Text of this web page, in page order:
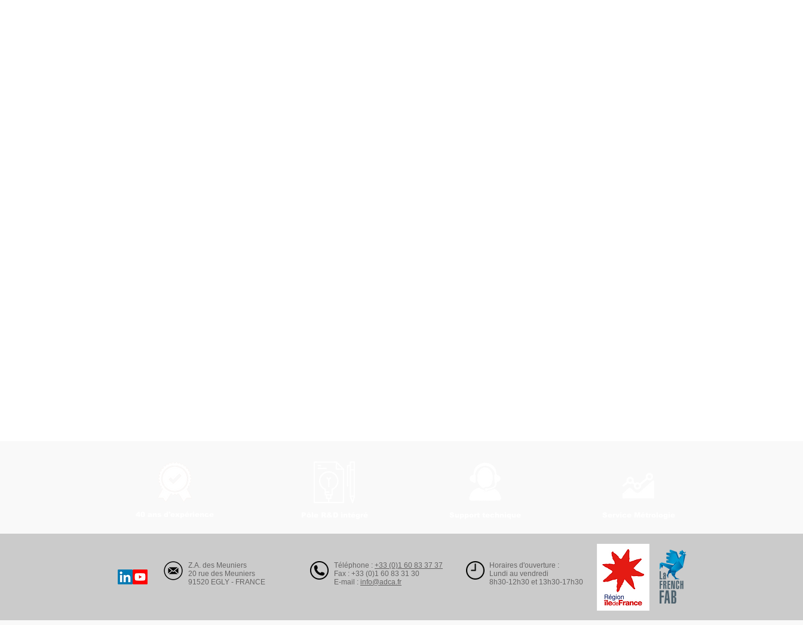
Z.A. des Meuniers
20 rue des Meuniers
91520 EGLY - FRANCE
Téléphone : +33 (0)1 60 83 37 37
Fax : +33 (0)1 60 83 31 30
E-mail : info@adca.fr
Horaires d'ouverture :
Lundi au vendredi
8h30-12h30 et 13h30-17h30